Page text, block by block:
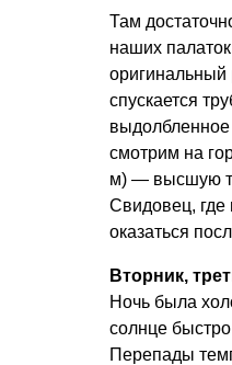
Там
наших
спускается
смотрим на
м) — высшую
Свидовец,
оказаться
Вторник,
Ночь была
солнце быстро
Перепады